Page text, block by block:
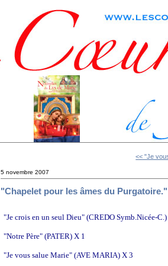
<< "Je
5 novembre 2007
"Chapelet pour les âmes du Purgatoire."
"Je crois en un seul Dieu" (CREDO Symb.Nicée-
"Notre Père" (PATER) X 1
"Je vous salue Marie" (AVE MARIA) X 3